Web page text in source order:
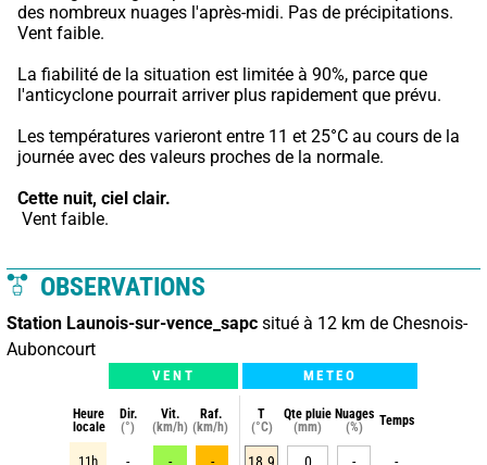
des nombreux nuages l'après-midi. Pas de précipitations.
Vent faible.
La fiabilité de la situation est limitée à 90%, parce que
l'anticyclone pourrait arriver plus rapidement que prévu.
Les températures varieront entre 11 et 25°C au cours de la
journée avec des valeurs proches de la normale.
Cette nuit, ciel clair.
Vent faible.
OBSERVATIONS
Station Launois-sur-vence_sapc situé à 12 km de Chesnois-
Auboncourt
VENT METEO
Heure
locale
Dir.
(°)
Vit.
(km/h)
Raf.
(km/h)
T
(°C)
Qte pluie
(mm)
Nuages
(%)
Temps
11h - - - 18.9 0 - -